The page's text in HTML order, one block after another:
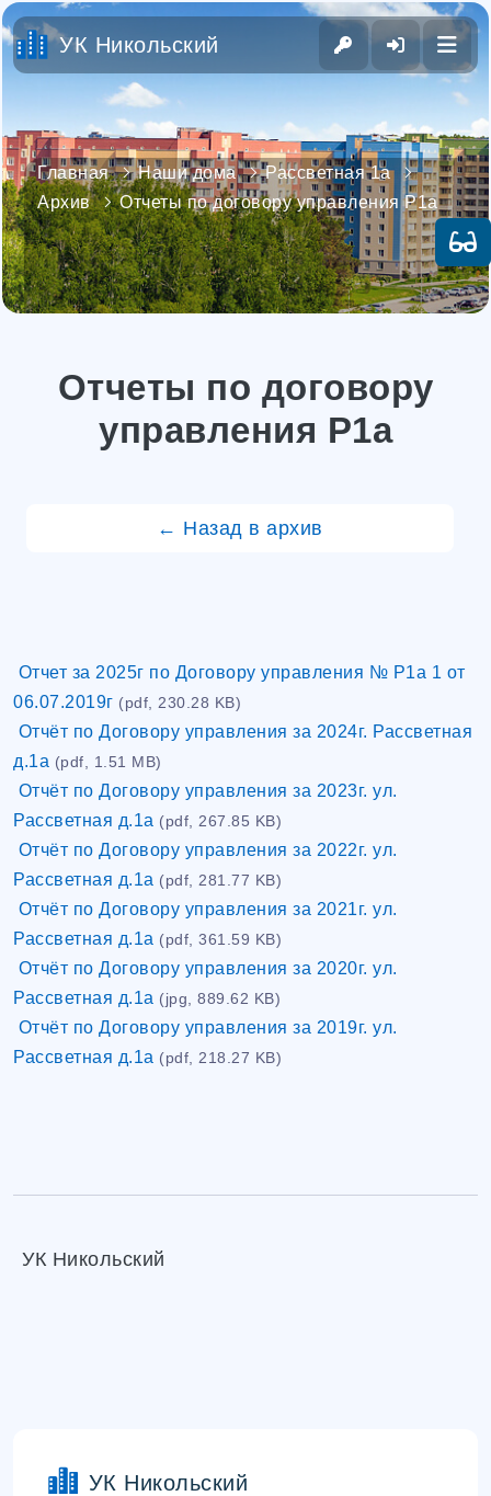
УК Никольский
Главная Наши дома
Рассветная 1а
Архив
Отчеты по договору управления Р1а
Отчеты по договору
управления Р1а
← Назад в архив
Отчет за 2025г по Договору управления № Р1а 1 от
06.07.2019г (pdf, 230.28 KB)
Отчёт по Договору управления за 2024г. Рассветная
д.1а (pdf, 1.51 MB)
Отчёт по Договору управления за 2023г. ул.
Рассветная д.1а (pdf, 267.85 KB)
Отчёт по Договору управления за 2022г. ул.
Рассветная д.1а (pdf, 281.77 KB)
Отчёт по Договору управления за 2021г. ул.
Рассветная д.1а (pdf, 361.59 KB)
Отчёт по Договору управления за 2020г. ул.
Рассветная д.1а (jpg, 889.62 KB)
Отчёт по Договору управления за 2019г. ул.
Рассветная д.1а (pdf, 218.27 KB)
УК Никольский
УК Никольский